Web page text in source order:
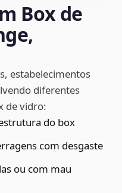
Box de
estabelecimentos
diferentes
de vidro:
do box
com desgaste
ou com mau